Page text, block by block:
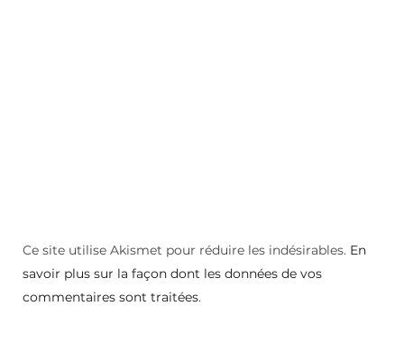
Ce site utilise Akismet pour réduire les indésirables. En
savoir plus sur la façon dont les données de vos
commentaires sont traitées.